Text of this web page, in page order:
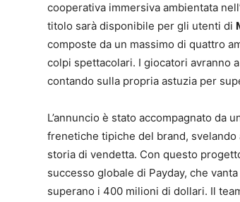
cooperativa immersiva ambientata
titolo sarà disponibile per gli utenti di
composte da un massimo di quattro
colpi spettacolari. I giocatori avranno
contando sulla propria astuzia per
L’annuncio è stato accompagnato da
frenetiche tipiche del brand,
storia di vendetta. Con questo
successo globale di Payday, che
superano i 400 milioni di dollari. Il